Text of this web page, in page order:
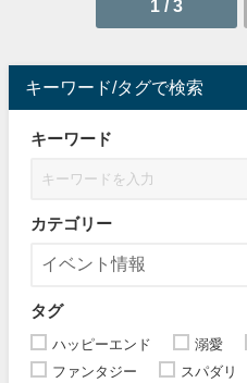
1 / 3
キーワード/タグで検索
キーワード
カテゴリー
タグ
ハッピーエンド 溺愛
ファンタジー
スパダリ